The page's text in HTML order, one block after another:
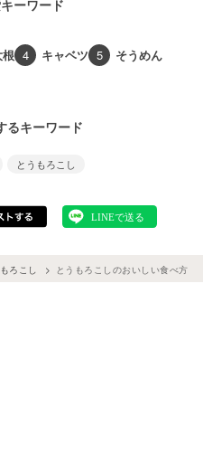
ーワード
根 4 キャベツ 5 そうめん
るキーワード
とうもろこし
ろこし とうもろこしのおいしい食べ方